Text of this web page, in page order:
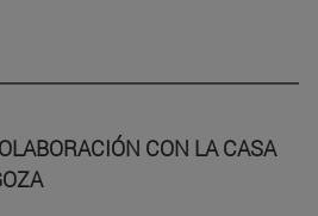
CON LA CASA